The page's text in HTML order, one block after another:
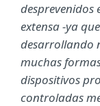
desprevenidos
extensa -ya
desarrollando
muchas
dispositivos
controladas